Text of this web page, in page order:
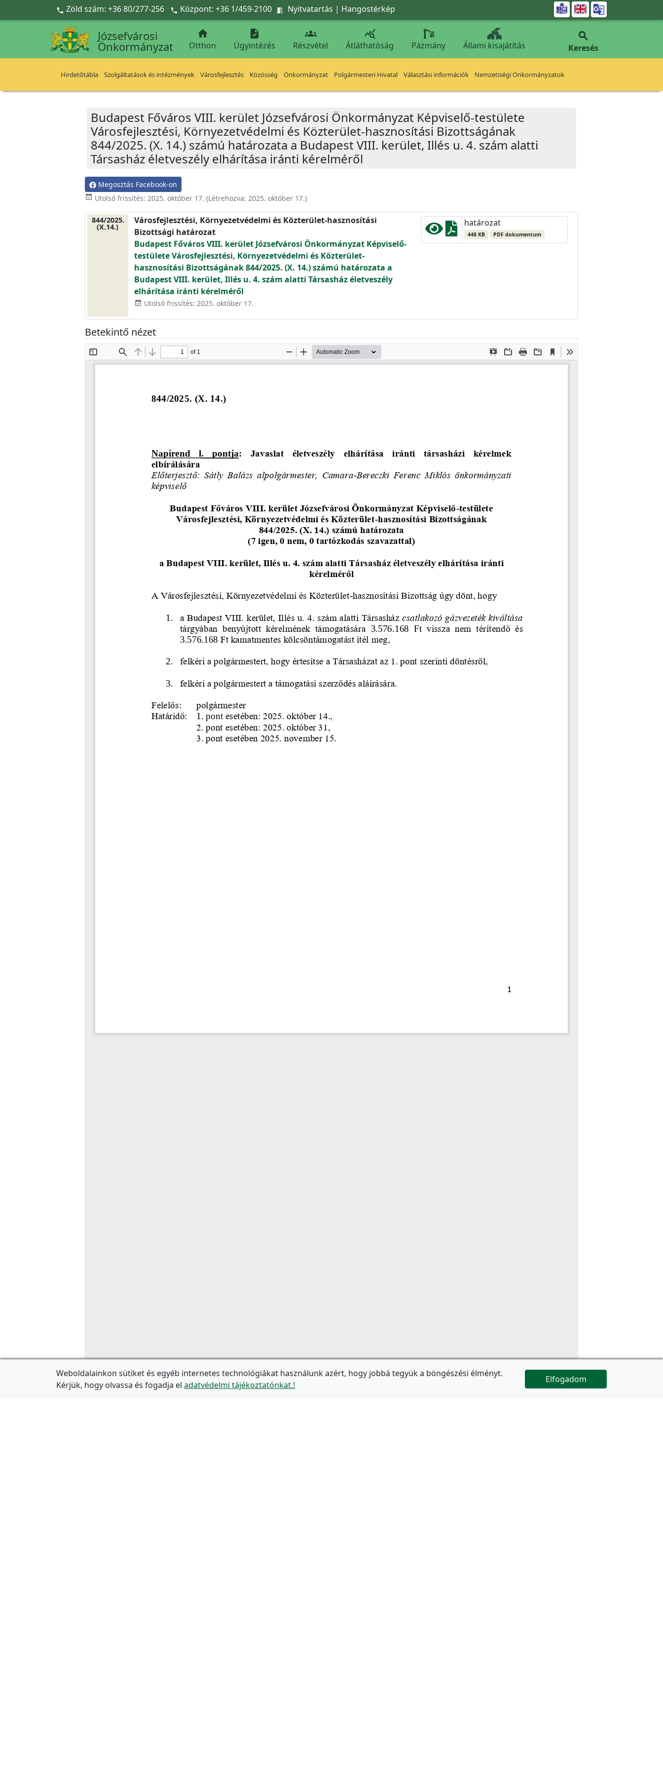
Ugrás a fő tartalomra
 Zöld szám: +36 80/277-256  Központ: +36 1/459-2100  Nyitvatartás | Hangostérkép 
Józsefvárosi
Önkormányzat

Otthon

Ügyintézés

Részvétel

Átláthatóság Pázmány Állami kisajátítás

Keresés
Hirdetőtábla Szolgáltatások és intézmények Városfejlesztés Közösség Önkormányzat Polgármesteri Hivatal Választási információk Nemzetiségi Önkormányzatok
Budapest Főváros VIII. kerület Józsefvárosi Önkormányzat Képviselő-testülete
Városfejlesztési, Környezetvédelmi és Közterület-hasznosítási Bizottságának
844/2025. (X. 14.) számú határozata a Budapest VIII. kerület, Illés u. 4. szám alatti
Társasház életveszély elhárítása iránti kérelméről
Megosztás Facebook-on
event_available Utolsó frissítés: 2025. október 17. (Létrehozva: 2025. október 17.)
844/2025.
(X.14.)
Városfejlesztési, Környezetvédelmi és Közterület-hasznosítási
Bizottsági határozat
Budapest Főváros VIII. kerület Józsefvárosi Önkormányzat Képviselő-
testülete Városfejlesztési, Környezetvédelmi és Közterület-
hasznosítási Bizottságának 844/2025. (X. 14.) számú határozata a
Budapest VIII. kerület, Illés u. 4. szám alatti Társasház életveszély
elhárítása iránti kérelméről
event_available Utolsó frissítés: 2025. október 17.
határozat
448 KB PDF dokumentum
Betekintő nézet
Az oldal folytatódik
Weboldalainkon sütiket és egyéb internetes technológiákat használunk azért, hogy jobbá tegyük a böngészési élményt.
Kérjük, hogy olvassa és fogadja el adatvédelmi tájékoztatónkat.!
Elfogadom